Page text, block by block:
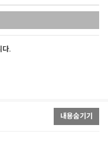
다.
내용숨기기